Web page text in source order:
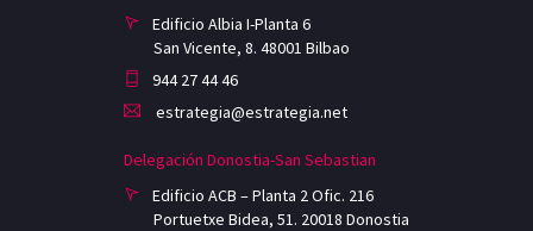
Edificio Albia I-Planta 6
San Vicente, 8. 48001 Bilbao
944 27 44 46
estrategia@estrategia.net
Delegación Donostia-San Sebastian
Edificio ACB – Planta 2 Ofic. 216
Portuetxe Bidea, 51. 20018 Donostia